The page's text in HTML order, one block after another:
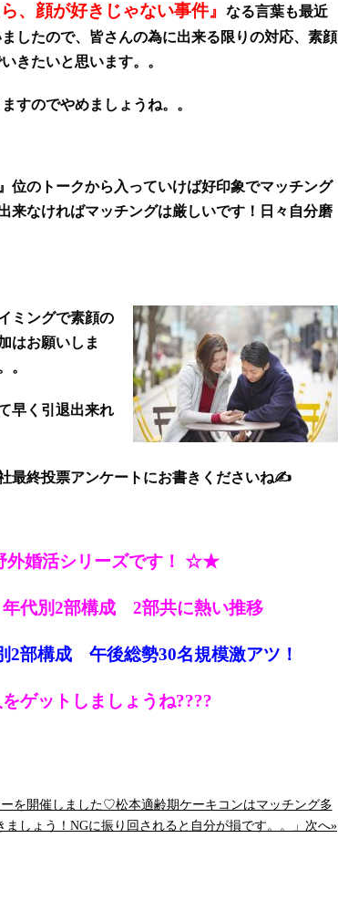
、顔が好きじゃない事件』 なる言葉も最近
したので、皆さんの為に出来る限りの対応、素顔
きたいと思います。。
すのでやめましょうね。。
位のトークから入っていけば好印象でマッチング
来なければマッチングは厳しいです！日々自分磨
ミングで素顔の
はお願いしま
。。
早く引退出来れ
最終投票アンケートにお書きくださいね✍️
外婚活シリーズです！ ☆★
代別2部構成 2部共に熱い推移
部構成 午後総勢30名規模激アツ！
ゲットしましょう ね????
を開催しました♡松本適齢期ケーキコンはマッチング多
ましょう！NGに振り回されると自分が損です。。」次へ»